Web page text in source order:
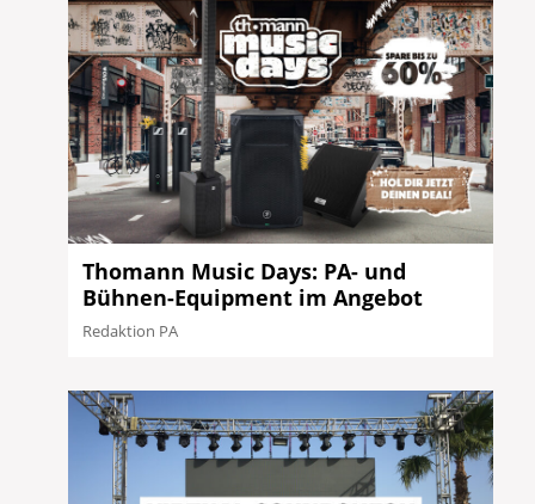
Thomann Music Days: PA- und
Bühnen-Equipment im Angebot
Redaktion PA